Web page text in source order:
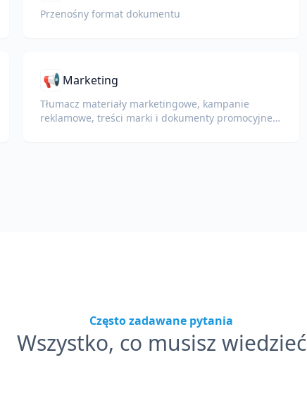
Przenośny format dokumentu
📢 Marketing
Tłumacz materiały marketingowe, kampanie
reklamowe, treści marki i dokumenty promocyjne
Często zadawane pytania
Wszystko, co musisz wiedzieć